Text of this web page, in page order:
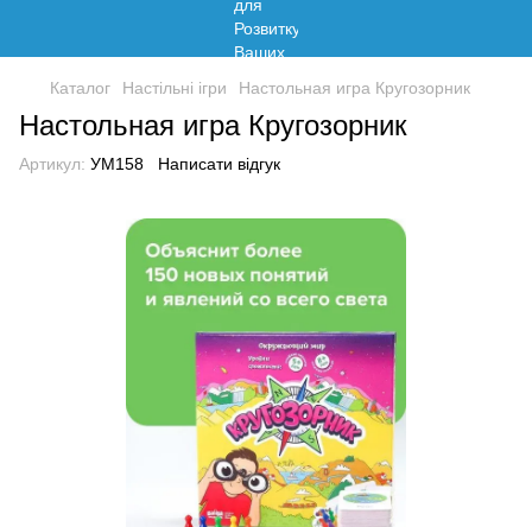
Каталог Настільні ігри Настольная игра Кругозорник
Настольная игра Кругозорник
Артикул: УМ158 Написати відгук